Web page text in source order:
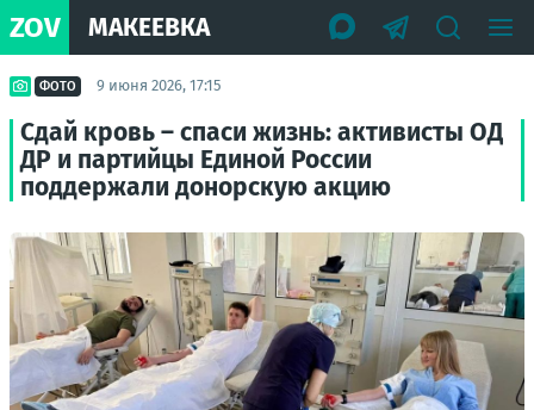
ZOV МАКЕЕВКА
ФОТО 9 июня 2026, 17:15
Сдай кровь – спаси жизнь: активисты ОД
ДР и партийцы Единой России
поддержали донорскую акцию